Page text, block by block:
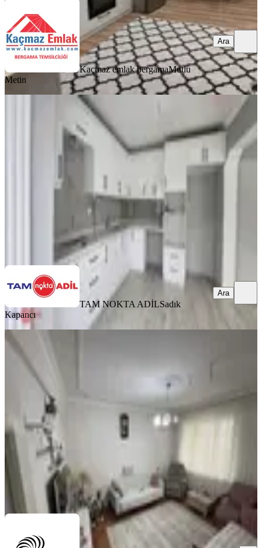
Kaçmaz emlak bergamaMutlu
Metin
Ara
Geniş Ev Arayanlar İçin Satılık 4+1
Bergama, Bahçelievler Mahallesi
·4. Kat·10.04.2026
3.600.000 ₺ 12 yıl
TAM NOKTA ADİLSadık Kapancı
TAM NOKTA ADİLSadık
Kapancı
Ara
KOMBİLİ
Bergama, Bahçelievler Mahallesi
2. Kat· 10.04.2026
GÜZELUYAR GAYRİMENKUL Necati Güzeluyar